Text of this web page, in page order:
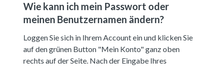
Wie kann ich mein Passwort oder
meinen Benutzernamen ändern?
Loggen Sie sich in Ihrem Account ein und klicken Sie
auf den grünen Button "Mein Konto" ganz oben
rechts auf der Seite. Nach der Eingabe Ihres